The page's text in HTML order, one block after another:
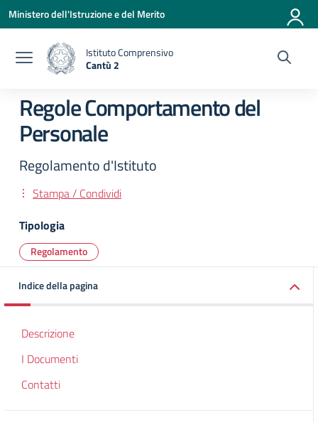
Vai ai contenuti
Vai al menu di navigazione
Vai al footer
Ministero dell'Istruzione e del Merito
Istituto Comprensivo
Cantù 2
Regole Comportamento del
Personale
Regolamento d'Istituto
Stampa / Condividi
Tipologia
Regolamento
Indice della pagina
Descrizione
I Documenti
Contatti